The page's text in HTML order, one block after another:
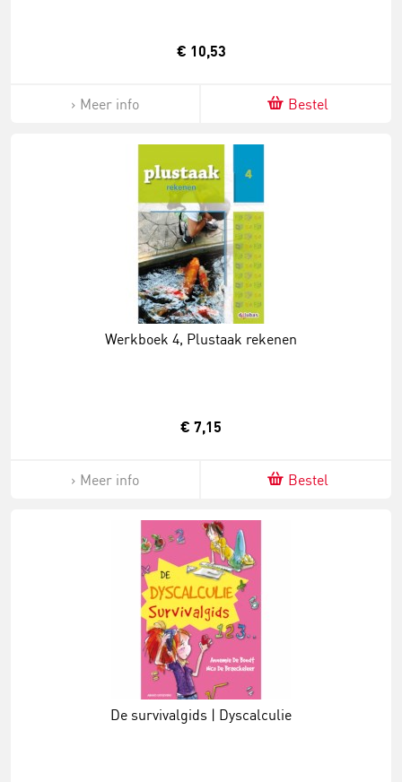
€ 10,53
Meer info Bestel
Werkboek 4, Plustaak rekenen
€ 7,15
Meer info Bestel
De survivalgids | Dyscalculie